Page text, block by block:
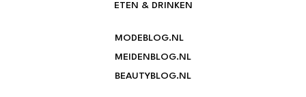
ETEN & DRINKEN
MODEBLOG.NL
MEIDENBLOG.NL
BEAUTYBLOG.NL